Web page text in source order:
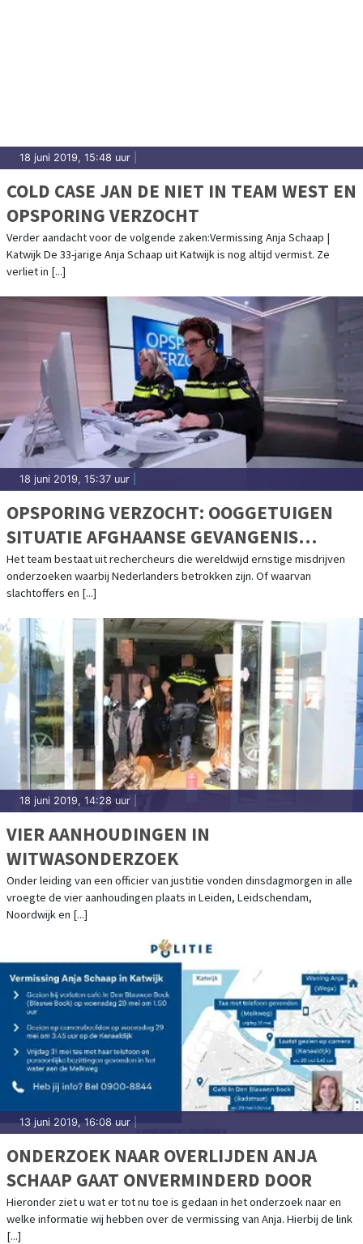
18 juni 2019, 15:48 uur
COLD CASE JAN DE NIET IN TEAM WEST EN
OPSPORING VERZOCHT
Verder aandacht voor de volgende zaken:Vermissing Anja Schaap |
Katwijk De 33-jarige Anja Schaap uit Katwijk is nog altijd vermist. Ze
verliet in [...]
18 juni 2019, 15:37 uur
OPSPORING VERZOCHT: OOGGETUIGEN
SITUATIE AFGHAANSE GEVANGENIS
GEZOCHT
Het team bestaat uit rechercheurs die wereldwijd ernstige misdrijven
onderzoeken waarbij Nederlanders betrokken zijn. Of waarvan
slachtoffers en [...]
18 juni 2019, 14:28 uur
VIER AANHOUDINGEN IN
WITWASONDERZOEK
Onder leiding van een officier van justitie vonden dinsdagmorgen in alle
vroegte de vier aanhoudingen plaats in Leiden, Leidschendam,
Noordwijk en [...]
13 juni 2019, 16:08 uur|
ONDERZOEK NAAR OVERLIJDEN ANJA
SCHAAP GAAT ONVERMINDERD DOOR
Hieronder ziet u wat er tot nu toe is gedaan in het onderzoek naar en
welke informatie wij hebben over de vermissing van Anja. Hierbij de link
[...]